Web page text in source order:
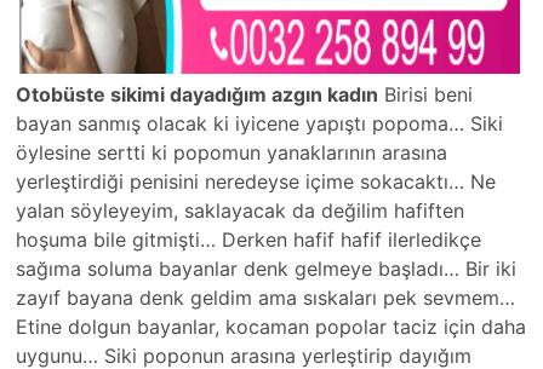
Otobüste sikimi dayadığım azgın kadın Birisi beni
bayan sanmış olacak ki iyicene yapıştı popoma… Siki
öylesine sertti ki popomun yanaklarının arasına
yerleştirdiği penisini neredeyse içime sokacaktı… Ne
yalan söyleyeyim, saklayacak da değilim hafiften
hoşuma bile gitmişti… Derken hafif hafif ilerledikçe
sağıma soluma bayanlar denk gelmeye başladı… Bir iki
zayıf bayana denk geldim ama sıskaları pek sevmem…
Etine dolgun bayanlar, kocaman popolar taciz için daha
uygunu… Siki poponun arasına yerleştirip dayığım